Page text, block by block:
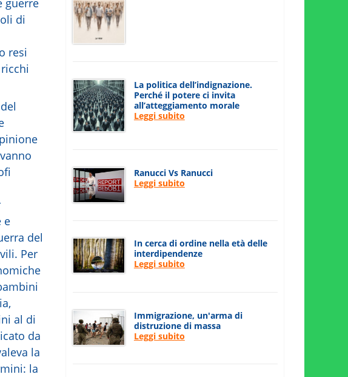
guerre
di
resi
e
del
Per
al di
da
la
la
La politica dell’indignazione.
Perché il potere ci invita
all’atteggiamento morale
Leggi subito
Ranucci Vs Ranucci
Leggi subito
In cerca di ordine nella età delle
interdipendenze
Leggi subito
Immigrazione, un'arma di
distruzione di massa
Leggi subito